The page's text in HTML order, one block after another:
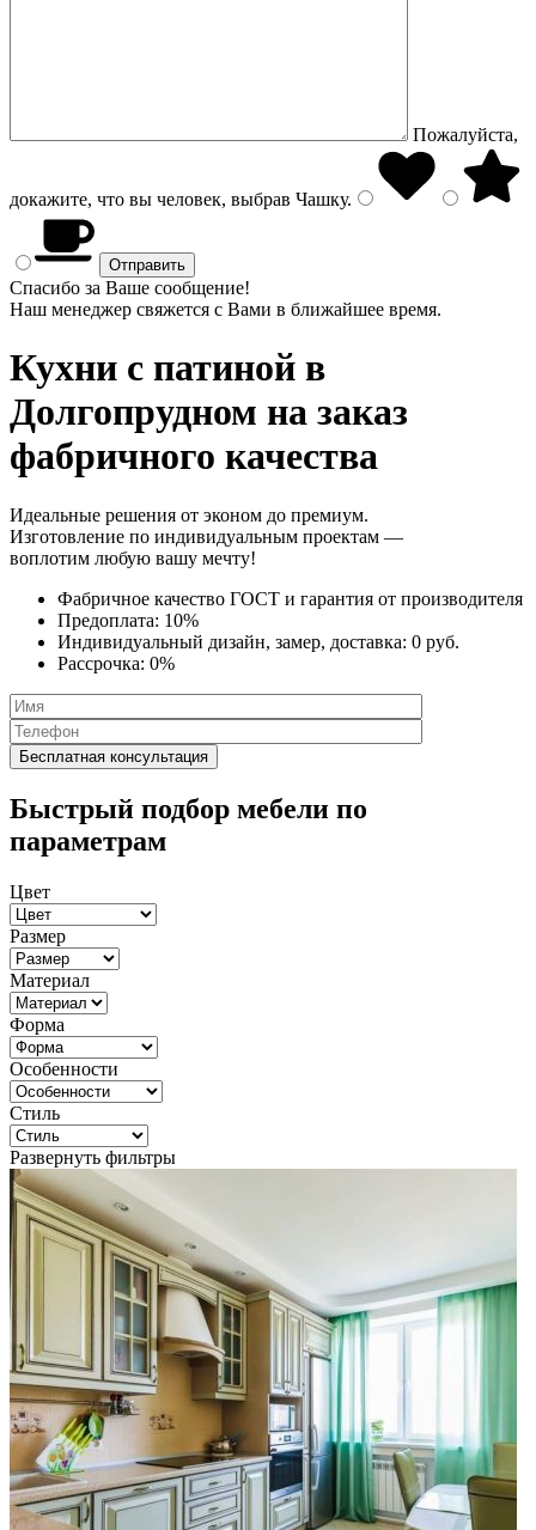
Пожалуйста,
докажите, что вы человек, выбрав Чашку.
Спасибо за Ваше сообщение!
Наш менеджер свяжется с Вами в ближайшее время.
Кухни с патиной в
Долгопрудном на заказ
фабричного качества
Идеальные решения от эконом до премиум.
Изготовление по индивидуальным проектам —
воплотим любую вашу мечту!
Фабричное качество ГОСТ и гарантия от производителя
Предоплата: 10%
Индивидуальный дизайн, замер, доставка: 0 руб.
Рассрочка: 0%
Быстрый подбор мебели по
параметрам
Цвет
Размер
Материал
Форма
Особенности
Стиль
Развернуть фильтры